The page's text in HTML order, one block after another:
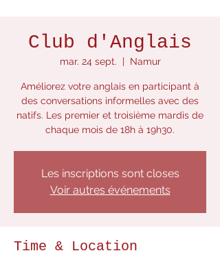
Club d'Anglais
mar. 24 sept.
  |
Namur
Améliorez votre anglais en participant à
des conversations informelles avec des
natifs. Les premier et troisième mardis de
chaque mois de 18h à 19h30.
Les inscriptions sont closes
Voir autres événements
Time & Location